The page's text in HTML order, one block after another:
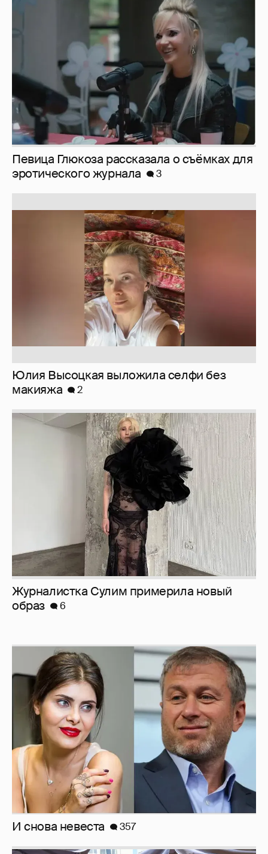
Певица Глюкоза рассказала о съёмках для
эротического журнала
3
Юлия Высоцкая выложила селфи без
Журналистка Сулим примерила новый
И снова невеста 357